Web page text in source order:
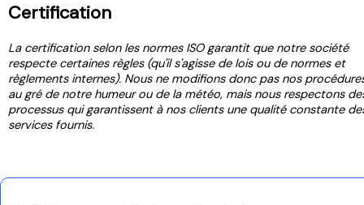
Certification
La certification selon les normes ISO garantit que notre société
respecte certaines règles (qu'il s'agisse de lois ou de normes et
règlements internes). Nous ne modifions donc pas nos
au gré de notre humeur ou de la météo, mais nous respectons
processus qui garantissent à nos clients une qualité constante
services fournis.